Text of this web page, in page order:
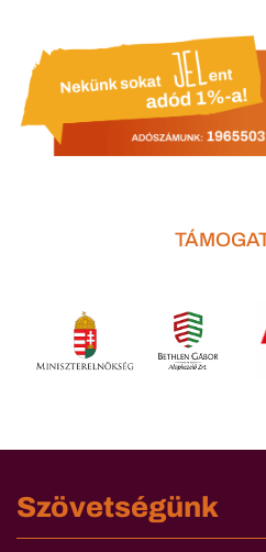
Szövetségünk